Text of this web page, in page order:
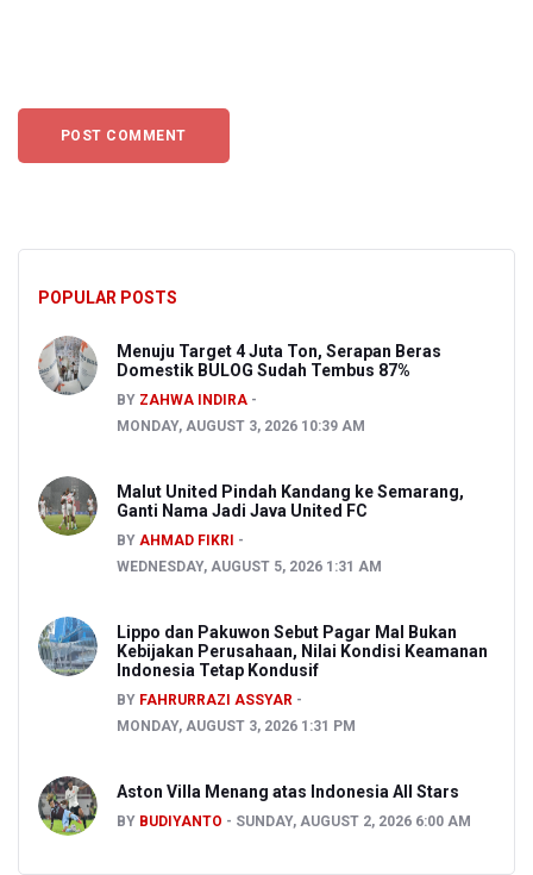
POPULAR POSTS
Menuju Target 4 Juta Ton, Serapan Beras
Domestik BULOG Sudah Tembus 87%
BY ZAHWA INDIRA
MONDAY, AUGUST 3, 2026 10:39 AM
Malut United Pindah Kandang ke Semarang,
Ganti Nama Jadi Java United FC
BY AHMAD FIKRI
WEDNESDAY, AUGUST 5, 2026 1:31 AM
Lippo dan Pakuwon Sebut Pagar Mal Bukan
Kebijakan Perusahaan, Nilai Kondisi Keamanan
Indonesia Tetap Kondusif
BY FAHRURRAZI ASSYAR
MONDAY, AUGUST 3, 2026 1:31 PM
Aston Villa Menang atas Indonesia All Stars
BY BUDIYANTO SUNDAY, AUGUST 2, 2026 6:00 AM